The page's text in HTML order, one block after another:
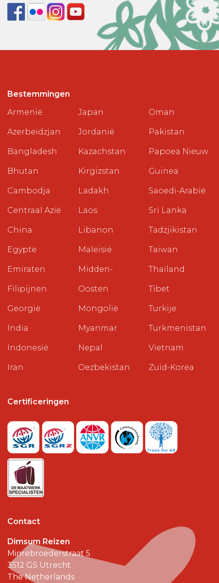
Bestemmingen
Armenië
Azerbeidzjan
Bangladesh
Bhutan
Cambodja
Centraal Azië
China
Egypte
Emiraten
Filipijnen
Georgië
India
Indonesië
Iran
Japan
Jordanië
Kazachstan
Kirgizstan
Ladakh
Laos
Libanon
Maleisië
Midden-
Oosten
Mongolië
Myanmar
Nepal
Oezbekistan
Oman
Pakistan
Papoea Nieuw
Guinea
Saoedi-Arabië
Sri Lanka
Tadzjikistan
Taiwan
Thailand
Tibet
Turkije
Turkmenistan
Vietnam
Zuid-Korea
Certificeringen
Contact
Dimsum Reizen
Minrebroederstraat 5
3512 GS Utrecht
The Netherlands